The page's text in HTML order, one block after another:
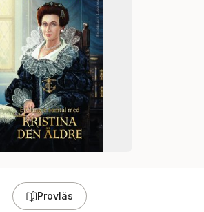
Provläs